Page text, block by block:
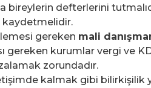
bireylerin defterlerini
kaydetmelidir.
gereken mali
gereken kurumlar vergi ve
zorundadır.
kalmak gibi bilirkişilik